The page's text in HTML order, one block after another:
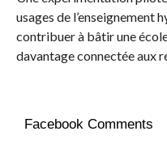
usages de l’enseignement
contribuer à bâtir une
davantage connectée aux
Facebook Comments